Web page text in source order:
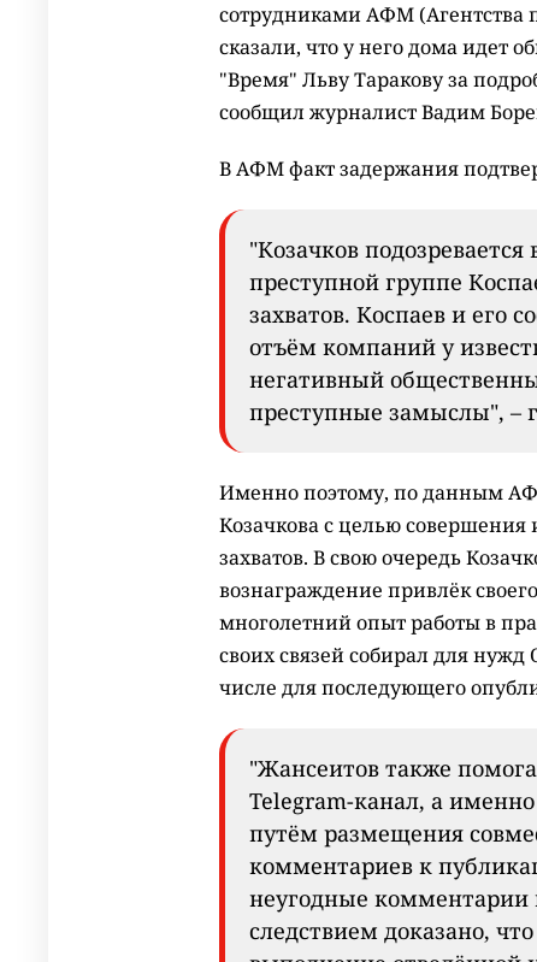
сотрудниками АФМ (Агентства
сказали, что у него дома идет
"Время" Льву Таракову за
сообщил журналист Вадим
В АФМ факт задержания
"Козачков
преступной группе
захватов. Коспаев и его
отъём компаний у
негативный
преступные замыслы", –
Именно поэтому, по данным
Козачкова с целью
захватов. В свою очередь
вознаграждение привлёк
многолетний опыт работы в
своих связей собирал для
числе для последующего
"Жансеитов также
Telegram-канал, а
путём размещения
комментариев к
неугодные комментарии
следствием доказано,